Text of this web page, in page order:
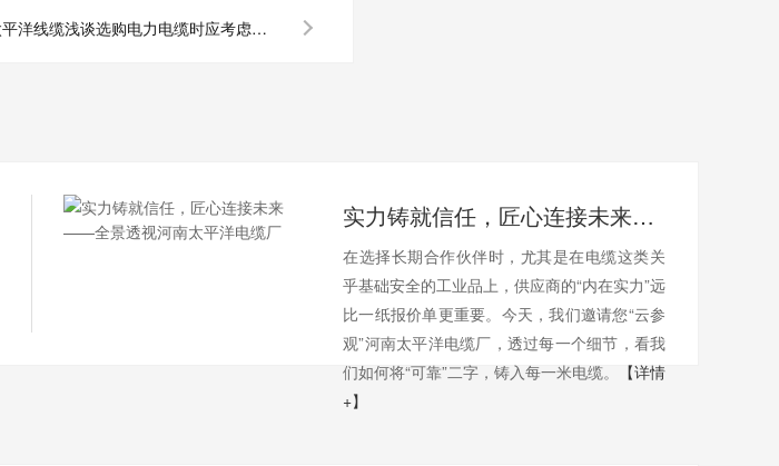
太平洋线缆浅谈选购电力电缆时应考虑的因素
实力铸就信任，匠心连接未来——全景透视河南太平洋电缆厂
在选择长期合作伙伴时，尤其是在电缆这类关
乎基础安全的工业品上，供应商的“内在实力”远
比一纸报价单更重要。今天，我们邀请您“云参
观”河南太平洋电缆厂，透过每一个细节，看我
们如何将“可靠”二字，铸入每一米电缆。
【详情
+】